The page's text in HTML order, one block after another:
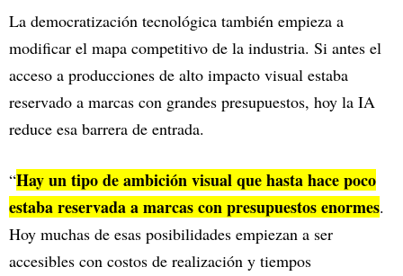
La democratización tecnológica también empieza a
modificar el mapa competitivo de la industria. Si antes el
acceso a producciones de alto impacto visual estaba
reservado a marcas con grandes presupuestos, hoy la IA
reduce esa barrera de entrada.
“Hay un tipo de ambición visual que hasta hace poco
estaba reservada a marcas con presupuestos enormes.
Hoy muchas de esas posibilidades empiezan a ser
accesibles con costos de realización y tiempos